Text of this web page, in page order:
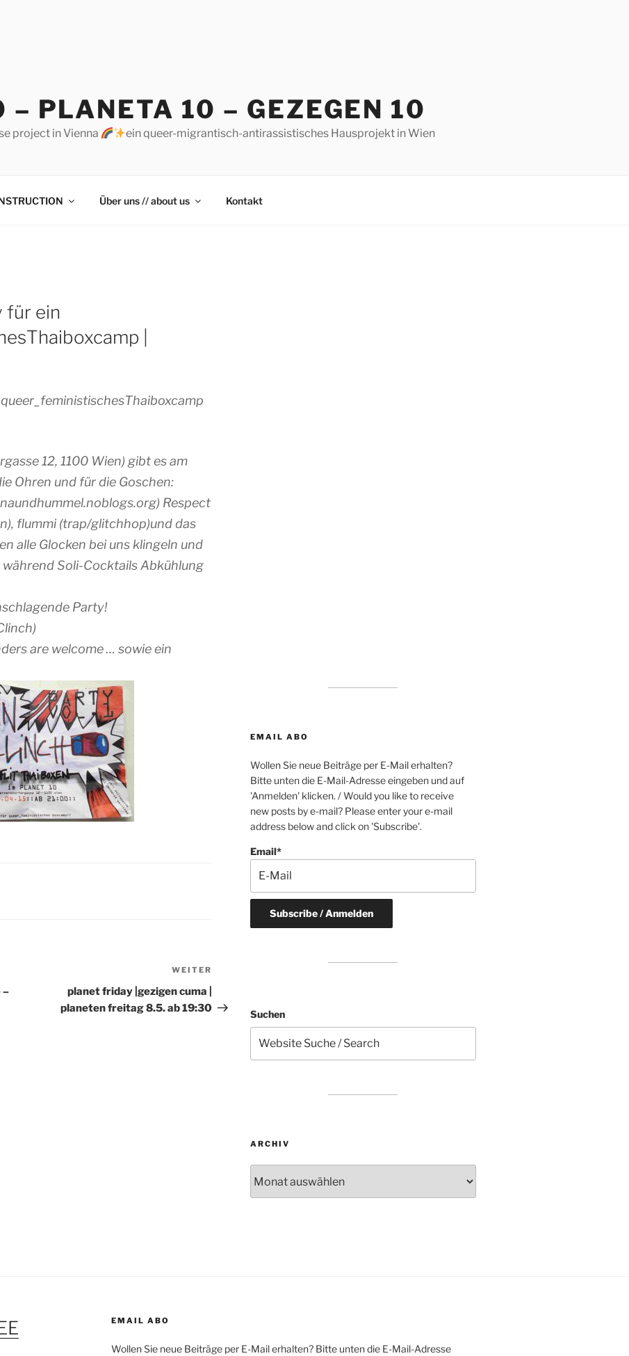
– PLANETA 10 – GEZEGEN 10
project in Vienna ein queer-migrantisch-antirassistisches Hausprojekt in Wien
Über uns // about us Kontakt
für ein
|
12, 1100 Wien) gibt es am
Ohren und für die Goschen:
Respect
flummi (trap/glitchhop)und das
alle Glocken bei uns klingeln und
Soli-Cocktails Abkühlung
Party!
are welcome … sowie ein
–
WEITER
planet friday |gezigen cuma |
planeten freitag 8.5. ab 19:30
EMAIL ABO
Wollen Sie neue Beiträge per E-Mail erhalten?
Bitte unten die E-Mail-Adresse eingeben und auf
'Anmelden' klicken. / Would you like to receive
new posts by e-mail? Please enter your e-mail
address below and click on 'Subscribe'.
Email*
Suchen
ARCHIV
EMAIL ABO
Wollen Sie neue Beiträge per E-Mail erhalten? Bitte unten die E-Mail-Adresse